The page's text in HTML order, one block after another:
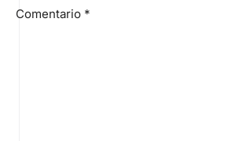
Comentario *